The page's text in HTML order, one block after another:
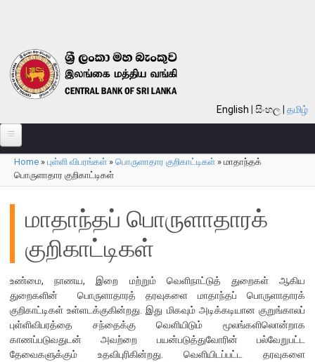
English සිංහල தமிழ்
பற்றி
வங்கி பற்றி
பொது நோக்கு
வங்கியின் வரலாறு
தொலைநோக்கு, பணி, பெறுமானம்
குறிக்கோள்கள்
தொழிற்பாடுகள்
நிறுவன ரீதியான அமைப்பு
You are here
Home » புள்ளி விபரங்கள் » பொருளாதார குறிகாட்டிகள் » மாதாந்தக்
பொருளாதார குறிகாட்டிகள்
மாதாந்தப் பொருளாதாரக்
குறிகாட்டிகள்
உண்மை, நாணய, இறை மற்றும் வெளிநாட்டுத் துறைகள் ஆகிய
துறைகளின் பொருளாதாரத் தரவுகளை மாதாந்தப் பொருளாதாரக்
குறிகாட்டிகள் உள்ளடக்குகின்றது. இது மிகவும் அடிக்கடியான குறுங்காலப்
புள்ளிவிபரத்தை சந்தைக்கு வெளியிடும் மூலங்களிலொன்றாக
காணப்படுவதுடன் அவற்றை பயன்படுத்துவோரின் பல்வேறுபட்ட
தேவைகளுக்கும் உதவிபுரிகின்றது. வெளியிடப்பட்ட தரவுகளை